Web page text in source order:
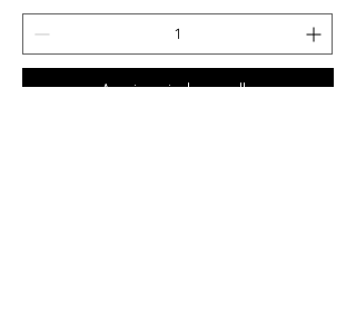
Aggiungi al carrello